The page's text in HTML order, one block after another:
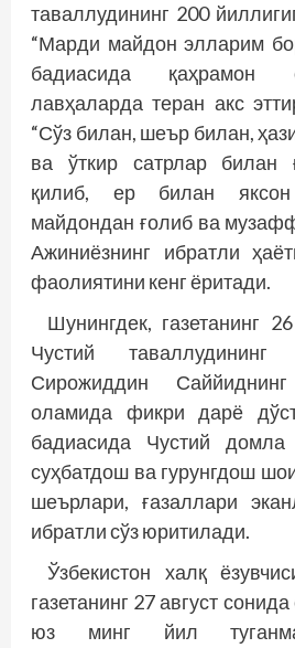
таваллудининг 200
“Марди майдон элларим
бадиасида қаҳрамон
лавҳаларда теран акс
“Сўз билан, шеър билан,
ва ўткир сатрлар билан
қилиб, ер билан
майдондан ғолиб ва
Ажиниёзнинг ибратли
фаолиятини кенг ёритади.
Шунингдек, газетанинг
Чустий
Сирожиддин
оламида фикри дарё
бадиасида Чустий
суҳбатдош ва гурунгдош
шеърлари, ғазаллари
ибратли сўз юритилади.
Ўзбекистон халқ
газетанинг 27 август
юз минг йил